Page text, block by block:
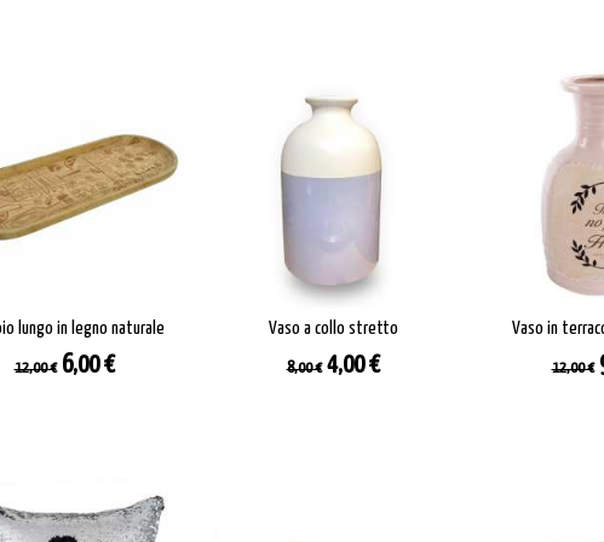
lungo in legno naturale
Prezzo
12,00 € Prezzo
6,00 €
Vaso a collo stretto
Prezzo
8,00 € Prezzo
4,00 €
Vaso in
12,00 €